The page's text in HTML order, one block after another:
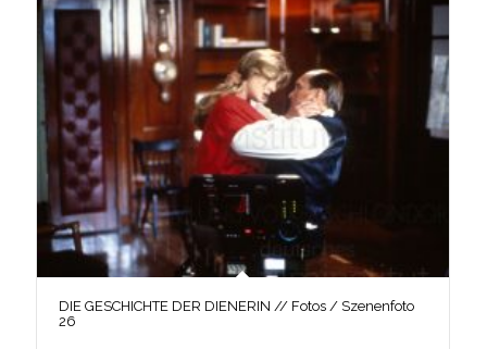
DIE GESCHICHTE DER DIENERIN // Fotos / Szenenfoto
26